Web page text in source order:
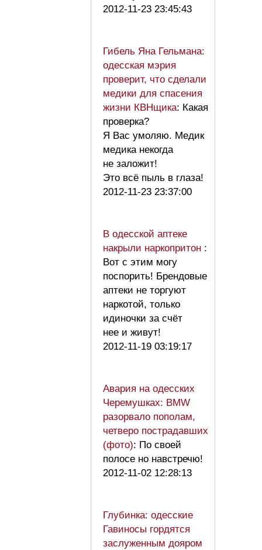
2012-11-23 23:45:43
Гибель Яна Гельмана:
одесская мэрия
проверит, что сделали
медики для спасения
жизни КВНщика: Какая
проверка?
Я Вас умоляю. Медик
медика некогда
не заложит!
Это всё пыль в глаза!
2012-11-23 23:37:00
В одесской аптеке
накрыли наркопритон :
Вот с этим могу
поспорить! Брендовые
аптеки не торгуют
наркотой, только
идиночки за счёт
нее и живут!
2012-11-19 03:19:17
Авария на одесских
Черемушках: BMW
разорвало пополам,
четверо пострадавших
(фото): По своей
полосе но навстречю!
2012-11-02 12:28:13
Глубинка: одесские
Гавиносы гордятся
заслуженным дояром